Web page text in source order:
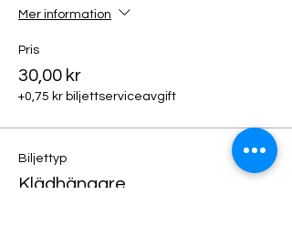
Mer information
Pris
30,00 kr
+0,75 kr biljettserviceavgift
Biljettyp
Klädhängare